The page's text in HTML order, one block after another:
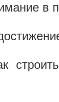
в